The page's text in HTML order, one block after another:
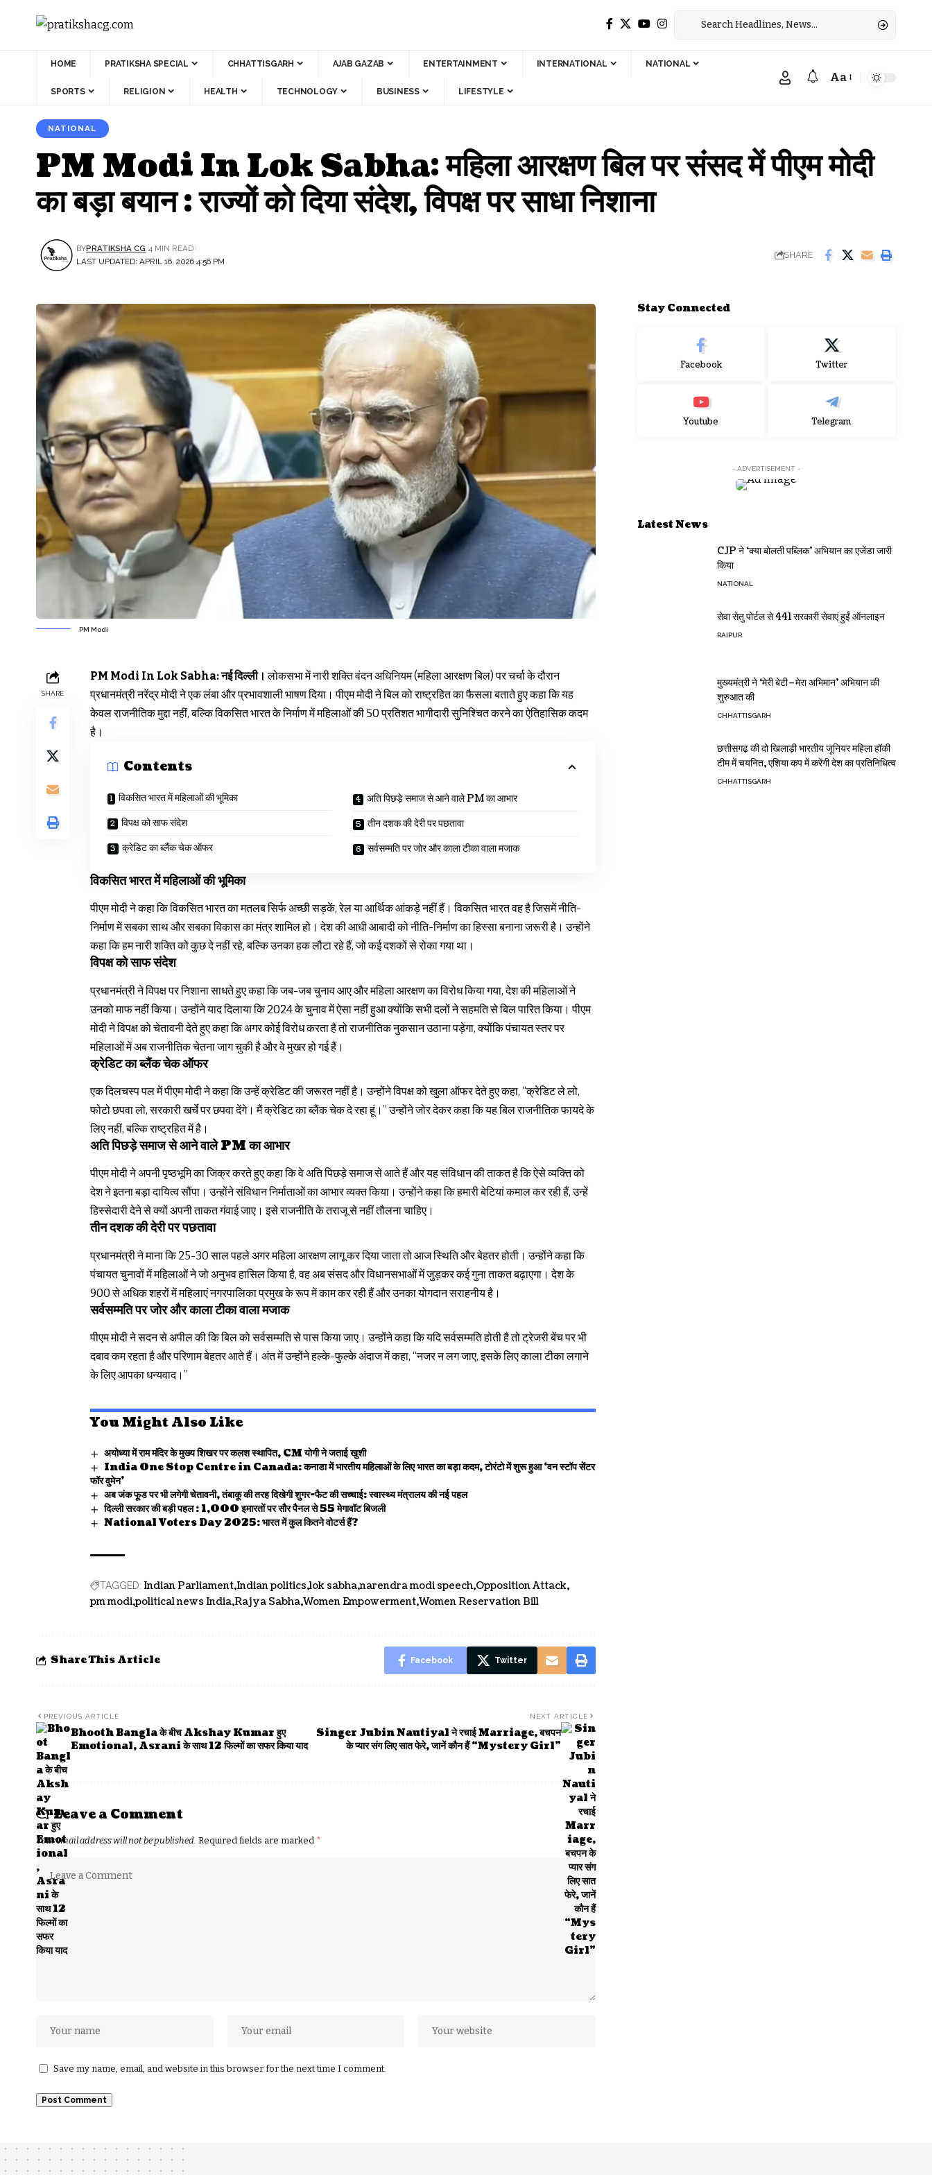
HOME PRATIKSHA SPECIAL CHHATTISGARH AJAB GAZAB ENTERTAINMENT INTERNATIONAL NATIONAL
SPORTS RELIGION HEALTH TECHNOLOGY BUSINESS LIFESTYLE
Aa
NATIONAL
PM Modi In Lok Sabha: महिला आरक्षण बिल पर संसद में पीएम मोदी
का बड़ा बयान : राज्यों को दिया संदेश, विपक्ष पर साधा निशाना
LAST UPDATED: APRIL 16, 2026 4:56 PM
BYPRATIKSHA CG 4 MIN READ
SHARE
PM Modi
SHARE
PM Modi In Lok Sabha: नई दिल्ली। लोकसभा में नारी शक्ति वंदन अधिनियम (महिला आरक्षण बिल) पर चर्चा के दौरान
प्रधानमंत्री नरेंद्र मोदी ने एक लंबा और प्रभावशाली भाषण दिया। पीएम मोदी ने बिल को राष्ट्रहित का फैसला बताते हुए कहा कि यह
केवल राजनीतिक मुद्दा नहीं, बल्कि विकसित भारत के निर्माण में महिलाओं की 50 प्रतिशत भागीदारी सुनिश्चित करने का ऐतिहासिक कदम
है।
Contents
विकसित भारत में महिलाओं की भूमिका
विपक्ष को साफ संदेश
क्रेडिट का ब्लैंक चेक ऑफर
अति पिछड़े समाज से आने वाले PM का आभार
तीन दशक की देरी पर पछतावा
सर्वसम्मति पर जोर और काला टीका वाला मजाक
विकसित भारत में महिलाओं की भूमिका
पीएम मोदी ने कहा कि विकसित भारत का मतलब सिर्फ अच्छी सड़कें, रेल या आर्थिक आंकड़े नहीं हैं। विकसित भारत वह है जिसमें नीति-
निर्माण में सबका साथ और सबका विकास का मंत्र शामिल हो। देश की आधी आबादी को नीति-निर्माण का हिस्सा बनाना जरूरी है। उन्होंने
कहा कि हम नारी शक्ति को कुछ दे नहीं रहे, बल्कि उनका हक लौटा रहे हैं, जो कई दशकों से रोका गया था।
विपक्ष को साफ संदेश
प्रधानमंत्री ने विपक्ष पर निशाना साधते हुए कहा कि जब-जब चुनाव आए और महिला आरक्षण का विरोध किया गया, देश की महिलाओं ने
उनको माफ नहीं किया। उन्होंने याद दिलाया कि 2024 के चुनाव में ऐसा नहीं हुआ क्योंकि सभी दलों ने सहमति से बिल पारित किया। पीएम
मोदी ने विपक्ष को चेतावनी देते हुए कहा कि अगर कोई विरोध करता है तो राजनीतिक नुकसान उठाना पड़ेगा, क्योंकि पंचायत स्तर पर
महिलाओं में अब राजनीतिक चेतना जाग चुकी है और वे मुखर हो गई हैं।
क्रेडिट का ब्लैंक चेक ऑफर
एक दिलचस्प पल में पीएम मोदी ने कहा कि उन्हें क्रेडिट की जरूरत नहीं है। उन्होंने विपक्ष को खुला ऑफर देते हुए कहा, “क्रेडिट ले लो,
फोटो छपवा लो, सरकारी खर्चे पर छपवा देंगे। मैं क्रेडिट का ब्लैंक चेक दे रहा हूं।” उन्होंने जोर देकर कहा कि यह बिल राजनीतिक फायदे के
लिए नहीं, बल्कि राष्ट्रहित में है।
अति पिछड़े समाज से आने वाले PM का आभार
पीएम मोदी ने अपनी पृष्ठभूमि का जिक्र करते हुए कहा कि वे अति पिछड़े समाज से आते हैं और यह संविधान की ताकत है कि ऐसे व्यक्ति को
देश ने इतना बड़ा दायित्व सौंपा। उन्होंने संविधान निर्माताओं का आभार व्यक्त किया। उन्होंने कहा कि हमारी बेटियां कमाल कर रही हैं, उन्हें
हिस्सेदारी देने से क्यों अपनी ताकत गंवाई जाए। इसे राजनीति के तराजू से नहीं तौलना चाहिए।
तीन दशक की देरी पर पछतावा
प्रधानमंत्री ने माना कि 25-30 साल पहले अगर महिला आरक्षण लागू कर दिया जाता तो आज स्थिति और बेहतर होती। उन्होंने कहा कि
पंचायत चुनावों में महिलाओं ने जो अनुभव हासिल किया है, वह अब संसद और विधानसभाओं में जुड़कर कई गुना ताकत बढ़ाएगा। देश के
900 से अधिक शहरों में महिलाएं नगरपालिका प्रमुख के रूप में काम कर रही हैं और उनका योगदान सराहनीय है।
सर्वसम्मति पर जोर और काला टीका वाला मजाक
पीएम मोदी ने सदन से अपील की कि बिल को सर्वसम्मति से पास किया जाए। उन्होंने कहा कि यदि सर्वसम्मति होती है तो ट्रेजरी बेंच पर भी
दबाव कम रहता है और परिणाम बेहतर आते हैं। अंत में उन्होंने हल्के-फुल्के अंदाज में कहा, “नजर न लग जाए, इसके लिए काला टीका लगाने
के लिए आपका धन्यवाद।”
You Might Also Like
अयोध्या में राम मंदिर के मुख्य शिखर पर कलश स्थापित, CM योगी ने जताई खुशी
India One Stop Centre in Canada: कनाडा में भारतीय महिलाओं के लिए भारत का बड़ा कदम, टोरंटो में शुरू हुआ ‘वन स्टॉप सेंटर
फॉर वुमेन’
अब जंक फूड पर भी लगेगी चेतावनी, तंबाकू की तरह दिखेगी शुगर-फैट की सच्चाई: स्वास्थ्य मंत्रालय की नई पहल
दिल्ली सरकार की बड़ी पहल : 1,000 इमारतों पर सौर पैनल से 55 मेगावॉट बिजली
National Voters Day 2025: भारत में कुल कितने वोटर्स हैं?
TAGGED: Indian Parliament Indian politics lok sabha narendra modi speech Opposition Attack
pm modi political news India Rajya Sabha Women Empowerment Women Reservation Bill
Share This Article Facebook Twitter
PREVIOUS ARTICLE
Bhooth Bangla के बीच Akshay Kumar हुए
Emotional, Asrani के साथ 12 फिल्मों का सफर किया याद
NEXT ARTICLE
Singer Jubin Nautiyal ने रचाई Marriage, बचपन
के प्यार संग लिए सात फेरे, जानें कौन हैं “Mystery Girl”
Leave a Comment
Your email address will not be published. Required fields are marked *
Save my name, email, and website in this browser for the next time I comment.
Stay Connected
Facebook Twitter
Youtube Telegram
- ADVERTISEMENT -
Latest News
CJP ने ‘क्या बोलती पब्लिक’ अभियान का एजेंडा जारी
किया
NATIONAL
सेवा सेतु पोर्टल से 441 सरकारी सेवाएं हुईं ऑनलाइन
RAIPUR
मुख्यमंत्री ने ‘मेरी बेटी–मेरा अभिमान’ अभियान की
शुरुआत की
CHHATTISGARH
छत्तीसगढ़ की दो खिलाड़ी भारतीय जूनियर महिला हॉकी
टीम में चयनित, एशिया कप में करेंगी देश का प्रतिनिधित्व
CHHATTISGARH